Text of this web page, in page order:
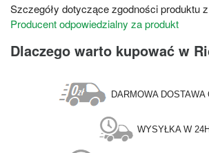
Szczegóły dotyczące zgodności produktu
Producent odpowiedzialny za produkt
Dlaczego warto kupować w
DARMOWA DOSTAWA
WYSYŁKA W